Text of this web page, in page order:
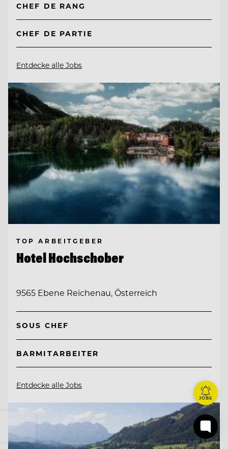
CHEF DE RANG
CHEF DE PARTIE
Entdecke alle Jobs
TOP ARBEITGEBER
Hotel Hochschober
9565 Ebene Reichenau, Österreich
SOUS CHEF
BARMITARBEITER
Entdecke alle Jobs
JOBS